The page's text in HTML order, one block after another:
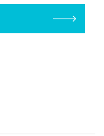
塁手)、持丸泰
捕手)など